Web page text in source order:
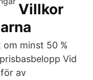
Villkor
om minst 50 %
Vid
av